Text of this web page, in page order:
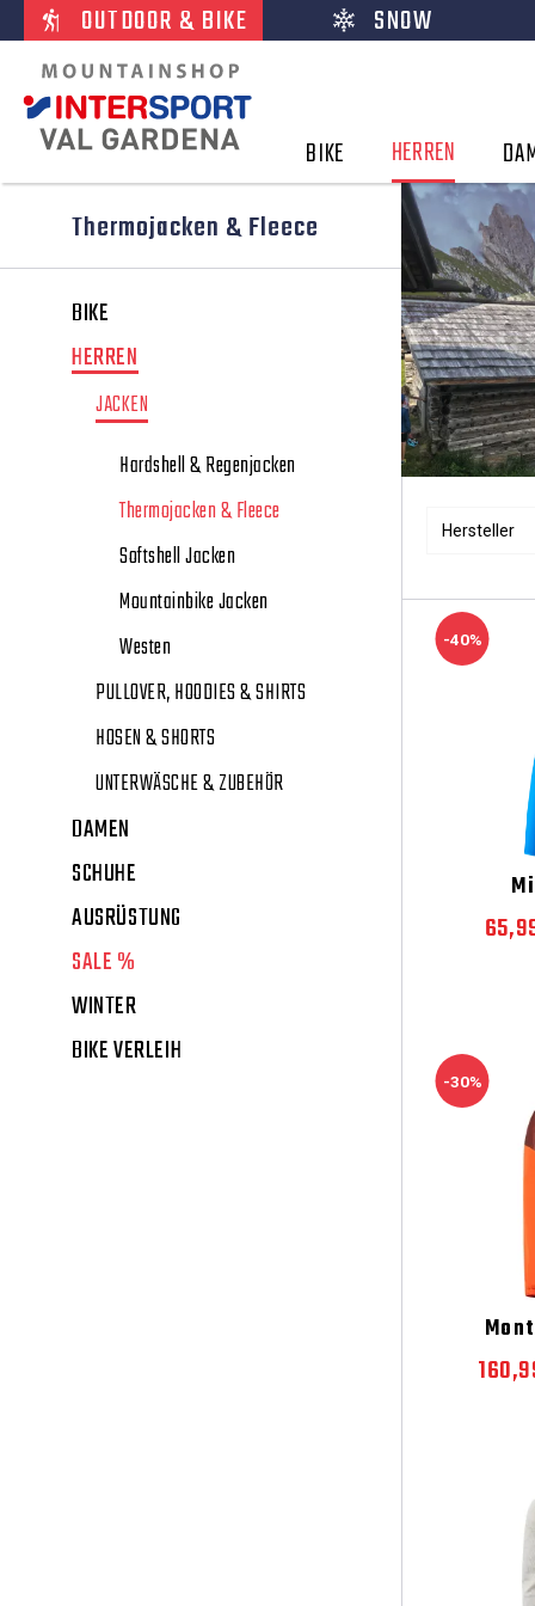
OUTDOOR & BIKE SNOW
BIKE HERREN
Thermojacken & Fleece
BIKE
HERREN
JACKEN
Hardshell & Regenjacken
Thermojacken & Fleece
Softshell Jacken
Mountainbike Jacken
Westen
PULLOVER, HOODIES & SHIRTS
HOSEN & SHORTS
UNTERWÄSCHE & ZUBEHÖR
DAMEN
SCHUHE
AUSRÜSTUNG
SALE %
WINTER
BIKE VERLEIH
Hersteller
-40%
-30%